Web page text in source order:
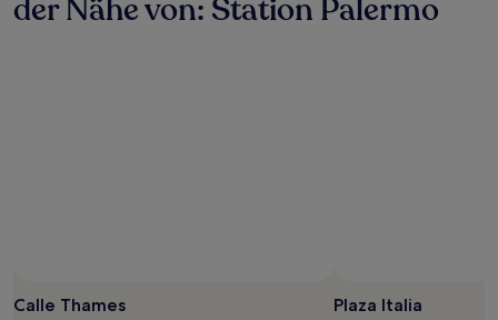
der Nähe von: Station Palermo
Calle Thames Plaza Italia